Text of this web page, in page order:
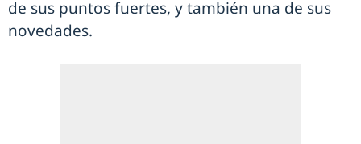
de sus puntos fuertes, y también una de sus
novedades.